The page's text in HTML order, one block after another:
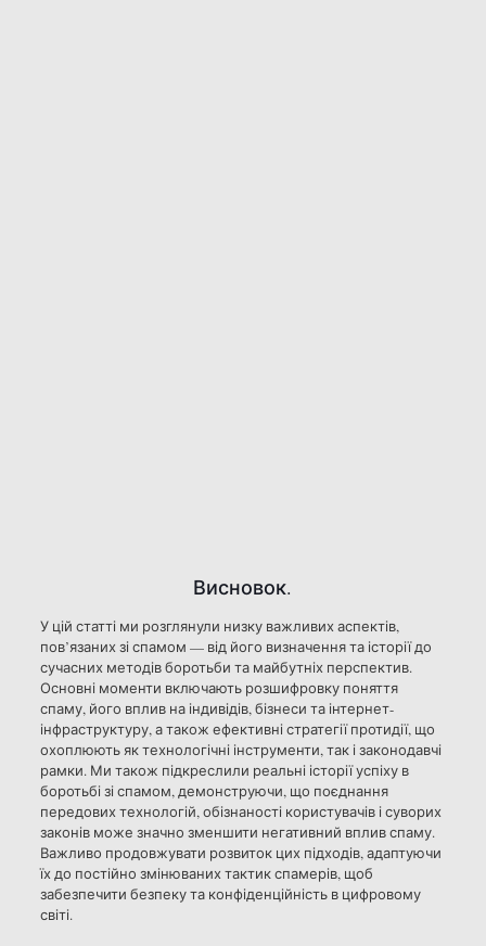
Висновок.
У цій статті ми розглянули низку важливих аспектів,
пов’язаних зі спамом — від його визначення та історії до
сучасних методів боротьби та майбутніх перспектив.
Основні моменти включають розшифровку поняття
спаму, його вплив на індивідів, бізнеси та інтернет-
інфраструктуру, а також ефективні стратегії протидії, що
охоплюють як технологічні інструменти, так і законодавчі
рамки. Ми також підкреслили реальні історії успіху в
боротьбі зі спамом, демонструючи, що поєднання
передових технологій, обізнаності користувачів і суворих
законів може значно зменшити негативний вплив спаму.
Важливо продовжувати розвиток цих підходів, адаптуючи
їх до постійно змінюваних тактик спамерів, щоб
забезпечити безпеку та конфіденційність в цифровому
світі.